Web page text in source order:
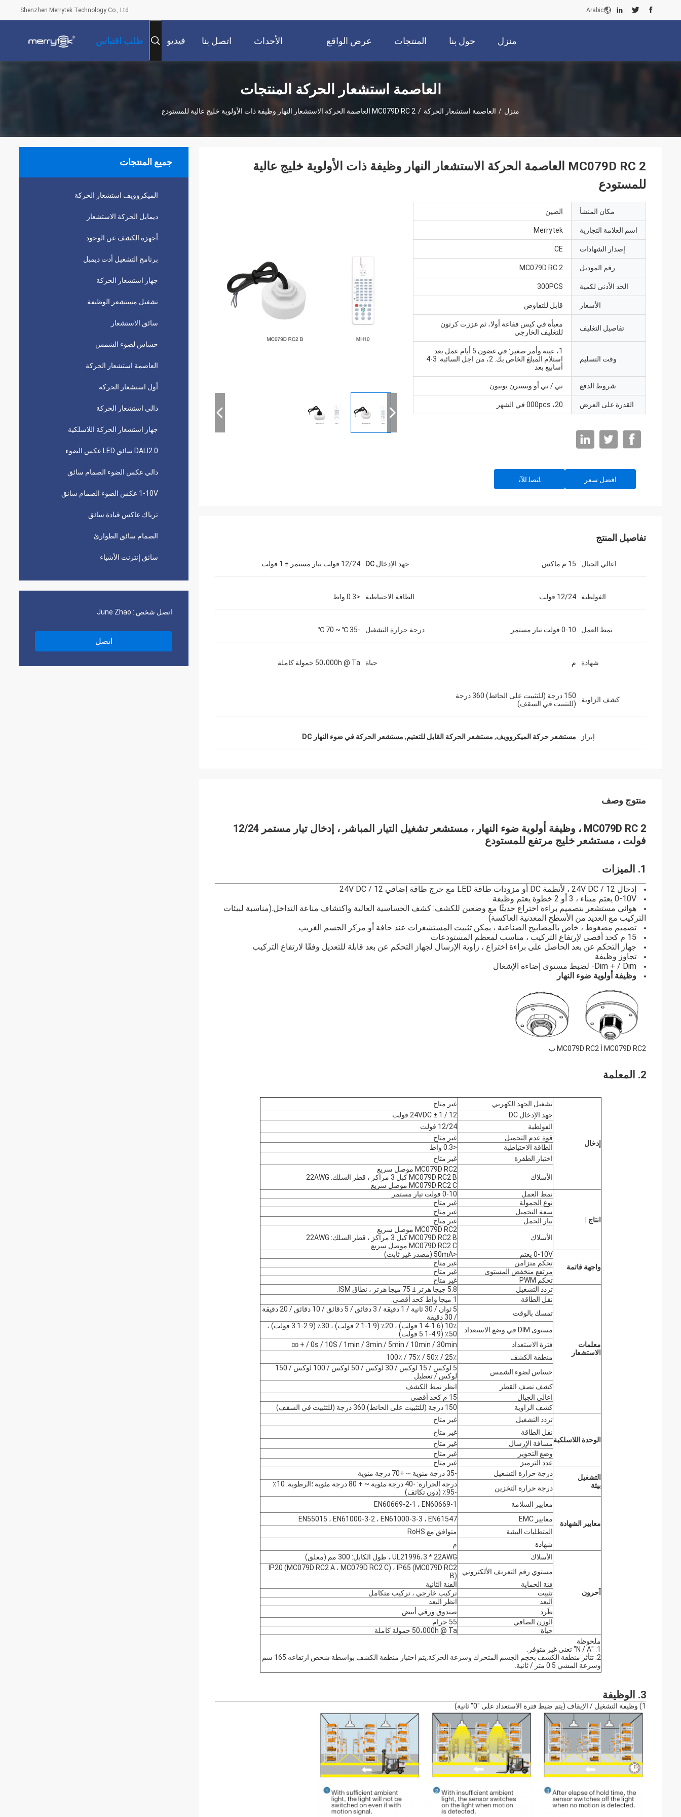
Shenzhen Merrytek Technology Co., Ltd. Arabic
منزل حول بنا المنتجات عرض الواقع
الافتراضي
الأحداث اتصل بنا فيديو طلب اقتباس
العاصمة استشعار الحركة المنتجات
منزل / العاصمة استشعار الحركة / MC079D RC 2 العاصمة الحركة الاستشعار النهار وظيفة ذات الأولوية خليج عالية للمستودع
جميع المنتجات
الميكروويف استشعار الحركة
ديمابل الحركة الاستشعار
أجهزة الكشف عن الوجود
برنامج التشغيل أدت ديمبل
جهاز استشعار الحركة
تشغيل مستشعر الوظيفة
سائق الاستشعار
حساس لضوء الشمس
العاصمة استشعار الحركة
أول استشعار الحركة
دالي استشعار الحركة
جهاز استشعار الحركة اللاسلكية
DALI2.0 سائق LED عكس الضوء
دالي عكس الضوء الصمام سائق
1-10V عكس الضوء الصمام سائق
ترياك عاكس قيادة سائق
الصمام سائق الطوارئ
سائق إنترنت الأشياء
اتصل شخص : June Zhao
اتصل
MC079D RC 2 العاصمة الحركة الاستشعار النهار وظيفة ذات الأولوية خليج عالية
للمستودع
مكان المنشأ الصين
اسم العلامة التجارية Merrytek
إصدار الشهادات CE
رقم الموديل MC079D RC 2
الحد الأدنى لكمية 300PCS
الأسعار قابل للتفاوض
تفاصيل التغليف
معبأة في كيس فقاعة أولا، ثم عززت كرتون
للتغليف الخارجي
وقت التسليم
1، عينة وأمر صغير: في غضون 5 أيام عمل بعد
استلام المبلغ الخاص بك. 2، من اجل السائبة: 3-4
أسابيع بعد
شروط الدفع تي / تي أو ويسترن يونيون
القدرة على العرض 20، 000pcs في الشهر
افضل سعر ﺎﺘﺼﻟ ﺍﻶﻧ
تفاصيل المنتج
اعالي الجبال 15 م ماكس جهد الإدخال DC 12/24 فولت تيار مستمر ± 1 فولت
الفولطية 12/24 فولت الطاقة الاحتياطية <0.3 واط
نمط العمل 0-10 فولت تيار مستمر درجة حرارة التشغيل -35 ℃ ~ 70 ℃
شهادة م حياة 50،000h @ Ta حمولة كاملة
كشف الزاوية
150 درجة (للتثبيت على الحائط) 360 درجة
(للتثبيت في السقف)
إبراز مستشعر حركة الميكروويف, مستشعر الحركة القابل للتعتيم, مستشعر الحركة في ضوء النهار DC
منتوج وصف
MC079D RC 2 ، وظيفة أولوية ضوء النهار ، مستشعر تشغيل التيار المباشر ، إدخال تيار مستمر 12/24
فولت ، مستشعر خليج مرتفع للمستودع
1. الميزات
إدخال 12 / 24V DC ، لأنظمة DC أو مزودات طاقة LED مع خرج طاقة إضافي 12 / 24V DC
0-10V يعتم ميناء ، 3 أو 2 خطوة يعتم وظيفة
هوائي مستشعر بتصميم براءة اختراع حديثًا مع وضعين للكشف: كشف الحساسية العالية واكتشاف مناعة التداخل.(مناسبة لبيئات
التركيب مع العديد من الأسطح المعدنية العاكسة)
تصميم مضغوط ، خاص بالمصابيح الصناعية ، يمكن تثبيت المستشعرات عند حافة أو مركز الجسم الغريب.
15 م كحد أقصى لإرتفاع التركيب ، مناسب لمعظم المستودعات
جهاز التحكم عن بعد الحاصل على براءة اختراع ، زاوية الإرسال لجهاز التحكم عن بعد قابلة للتعديل وفقًا لارتفاع التركيب
تجاوز وظيفة
Dim + / Dim- لضبط مستوى إضاءة الإشغال
وظيفة أولوية ضوء النهار
MC079D RC2 أ MC079D RC2 ب
2. المعلمة
إدخال
تشغيل الجهد الكهربي
غير متاح
جهد الإدخال DC
12 / 24VDC ± 1 فولت
الفولطية
12/24 فولت
قوة عدم التحميل
غير متاح
الطاقة الاحتياطية
<0.3 واط
اختبار الطفرة
غير متاح
الأسلاك
MC079D RC2 موصل سريع
MC079D RC2 B كبل 3 مراكز ، قطر السلك: 22AWG
MC079D RC2 C موصل سريع
انتاج |
نمط العمل
0-10 فولت تيار مستمر
نوع الحمولة
غير متاح
سعة التحميل
غير متاح
تيار الحمل
غير متاح
الأسلاك
MC079D RC2 موصل سريع
MC079D RC2 B كبل 3 مراكز ، قطر السلك: 22AWG
MC079D RC2 C موصل سريع
واجهة قاتمة
0-10V يعتم
<50mA (مصدر غير ثابت)
تحكم متزامن
غير متاح
مرتفع منخفض المستوى
غير متاح
تحكم PWM
غير متاح
معلمات
الاستشعار
تردد التشغيل
5.8 جيجا هرتز ± 75 ميجا هرتز ، نطاق ISM.
نقل الطاقة
1 ميجا واط كحد أقصى.
تمسك بالوقت
5 ثوان / 30 ثانية / 1 دقيقة / 3 دقائق / 5 دقائق / 10 دقائق / 20 دقيقة
/ 30 دقيقة
مستوى DIM في وضع الاستعداد
10٪ (1.4-1.6 فولت) ، 20٪ (1.9-2.1 فولت) ، 30٪ (2.9-3.1 فولت) ،
50٪ (4.9-5.1 فولت)
فترة الاستعداد
0s / 10S / 1min / 3min / 5min / 10min / 30min / + ∞
منطقة الكشف
25٪ / 50٪ / 75٪ / 100٪
حساس لضوء الشمس
5 لوكس / 15 لوكس / 30 لوكس / 50 لوكس / 100 لوكس / 150
لوكس / تعطيل
كشف نصف القطر
انظر نمط الكشف
اعالي الجبال
15 م كحد أقصى
كشف الزاوية
150 درجة (للتثبيت على الحائط) 360 درجة (للتثبيت في السقف)
الوحدة اللاسلكية
تردد التشغيل
غير متاح
نقل الطاقة
غير متاح
مسافة الإرسال
غير متاح
وضع التحوير
غير متاح
عدد الترميز
غير متاح
التشغيل
بيئة
درجة حرارة التشغيل
-35 درجة مئوية ~ +70 درجة مئوية
درجة حرارة التخزين
درجة الحرارة: -40 درجة مئوية ~ + 80 درجة مئوية ؛الرطوبة: 10٪
-95٪ (دون تكاثف)
معايير الشهادة
معايير السلامة
EN60669-2-1 ، EN60669-1
معايير EMC
EN55015 ، EN61000-3-2 ، EN61000-3-3 ، EN61547
المتطلبات البيئية
متوافق مع RoHS
شهادة
م
آحرون
الأسلاك
UL21996،3 * 22AWG ، طول الكابل: 300 مم (معلق)
مستوي رقم التعريف الألكتروني
IP20 (MC079D RC2 A ، MC079D RC2 C) ، IP65 (MC079D RC2
B)
فئة الحماية
الفئة الثانية
تثبيت
تركيب خارجي ، تركيب متكامل
البعد
انظر البعد
طَرد
صندوق ورقي أبيض
الوزن الصافي
55 جرام
حياة
50،000h @ Ta حمولة كاملة
ملحوظة
1. "N / A" تعني غير متوفر.
2. تتأثر منطقة الكشف بحجم الجسم المتحرك وسرعة الحركة.يتم اختبار منطقة الكشف بواسطة شخص ارتفاعه 165 سم
وسرعة المشي 0.5 متر / ثانية.
3. الوظيفة
1) وظيفة التشغيل / الإيقاف (يتم ضبط فترة الاستعداد على "0" ثانية)